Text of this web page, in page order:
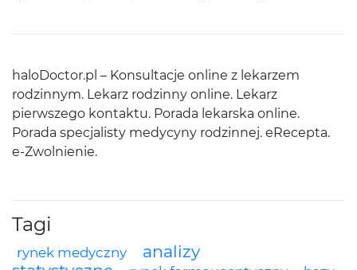
haloDoctor.pl – Konsultacje online z lekarzem
rodzinnym. Lekarz rodzinny online. Lekarz
pierwszego kontaktu. Porada lekarska online.
Porada specjalisty medycyny rodzinnej. eRecepta.
e-Zwolnienie.
Tagi
rynek medyczny
analizy